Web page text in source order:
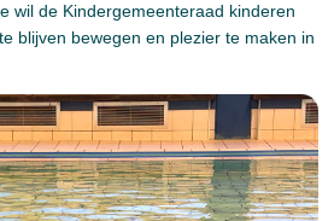
wil de Kindergemeenteraad kinderen
blijven bewegen en plezier te maken in